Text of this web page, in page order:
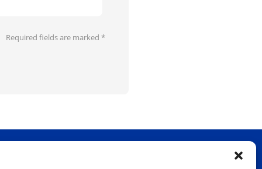
Required fields are marked *